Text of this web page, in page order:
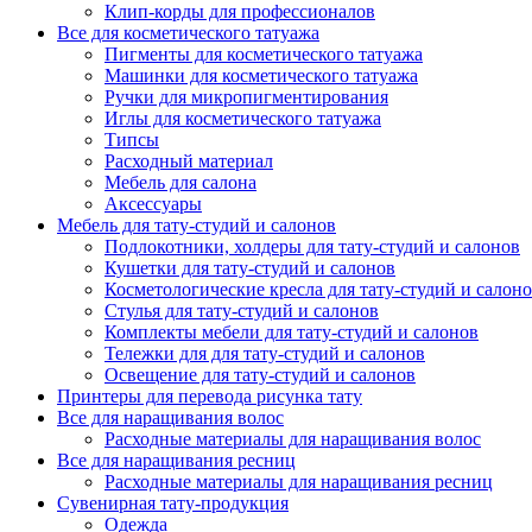
Клип-корды для профессионалов
Все для косметического татуажа
Пигменты для косметического татуажа
Машинки для косметического татуажа
Ручки для микропигментирования
Иглы для косметического татуажа
Типсы
Расходный материал
Мебель для салона
Аксессуары
Мебель для тату-студий и салонов
Подлокотники, холдеры для тату-студий и салонов
Кушетки для тату-студий и салонов
Косметологические кресла для тату-студий и
Стулья для тату-студий и салонов
Комплекты мебели для тату-студий и салонов
Тележки для для тату-студий и салонов
Освещение для тату-студий и салонов
Принтеры для перевода рисунка тату
Все для наращивания волос
Расходные материалы для наращивания волос
Все для наращивания ресниц
Расходные материалы для наращивания ресниц
Сувенирная тату-продукция
Одежда